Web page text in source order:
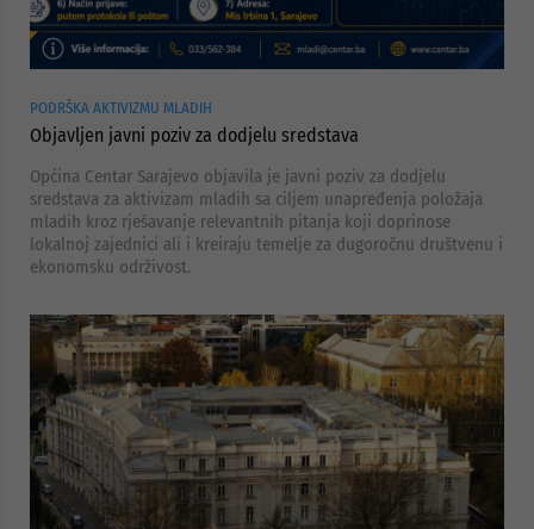
PODRŠKA AKTIVIZMU MLADIH
Objavljen javni poziv za dodjelu sredstava
Općina Centar Sarajevo objavila je javni poziv za dodjelu
sredstava za aktivizam mladih sa ciljem unapređenja položaja
mladih kroz rješavanje relevantnih pitanja koji doprinose
lokalnoj zajednici ali i kreiraju temelje za dugoročnu društvenu i
ekonomsku održivost.